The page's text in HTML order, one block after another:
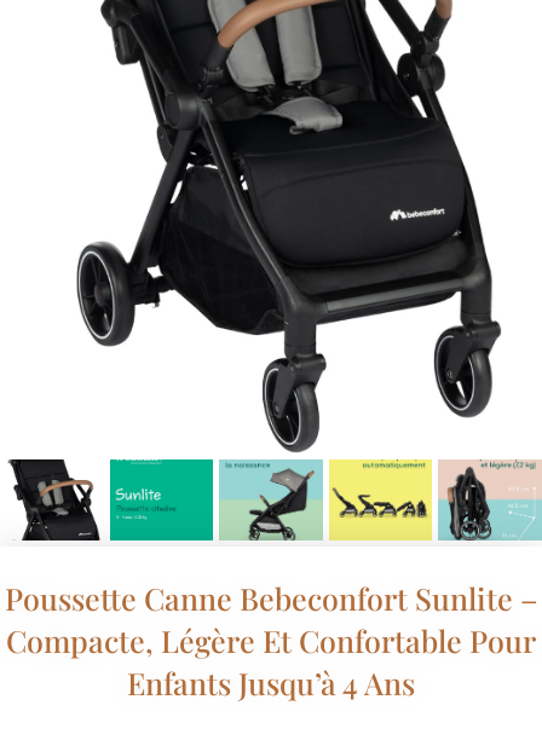
Poussette Canne Bebeconfort Sunlite –
Compacte, Légère Et Confortable Pour
Enfants Jusqu’à 4 Ans